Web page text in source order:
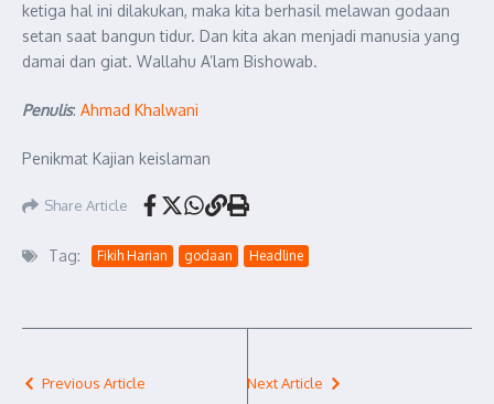
ketiga hal ini dilakukan, maka kita berhasil melawan godaan
setan saat bangun tidur. Dan kita akan menjadi manusia yang
damai dan giat. Wallahu A’lam Bishowab.
Penulis: Ahmad Khalwani
Penikmat Kajian keislaman
Share Article
Tag: Fikih Harian godaan Headline
Previous Article Next Article